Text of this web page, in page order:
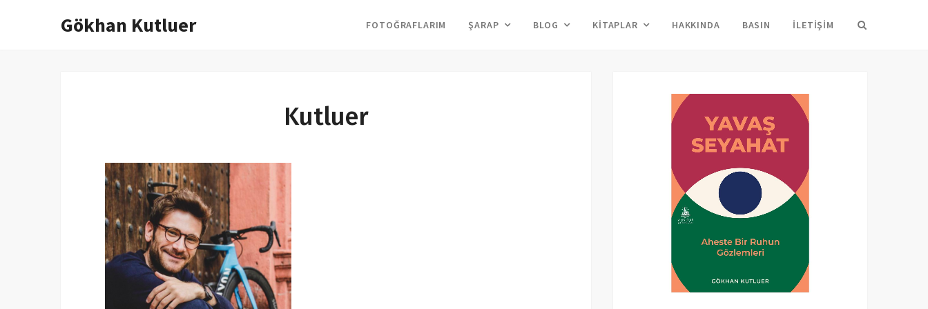
Gökhan Kutluer FOTOĞRAFLARIM ŞARAP BLOG KITAPLAR HAKKINDA BASIN İLETIŞIM
Kutluer